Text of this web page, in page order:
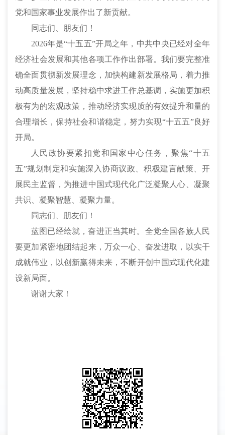
党和国家事业发展作出了新贡献。
同志们、朋友们！
2026年是“十五五”开局之年，中共中央已经对全年
经济社会发展和其他各项工作作出部署。我们要完整准
确全面贯彻新发展理念，加快构建新发展格局，着力推
动高质量发展，坚持稳中求进工作总基调，实施更加积
极有为的宏观政策，推动经济实现质的有效提升和量的
合理增长，保持社会和谐稳定，努力实现“十五五”良好
开局。
人民政协要紧扣党和国家中心任务，聚焦“十五
五”规划制定和实施深入协商议政、积极建言献策、开
展民主监督，为推进中国式现代化广泛凝聚人心、凝聚
共识、凝聚智慧、凝聚力量。
同志们、朋友们！
蓝图已经绘就，奋进正当其时。全党全国各族人民
要更加紧密地团结起来，万众一心、奋发进取，以实干
成就伟业，以创新赢得未来，不断开创中国式现代化建
设新局面。
谢谢大家！